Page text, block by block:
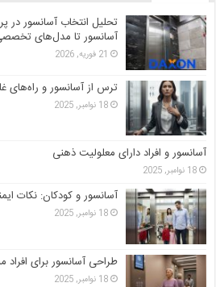
تحلیل انتخاب آسانسور در
آسانسور تا مدل‌های
21 فوریه, 2026
ترس از آسانسور و راه‌های
18 نوامبر, 2025
آسانسور و افراد دارای معلولیت ذهنی
18 نوامبر, 2025
آسانسور و کودکان: نکات
18 نوامبر, 2025
طراحی آسانسور برای
18 نوامبر, 2025